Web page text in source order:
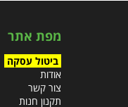
מפת אתר
ביטול עסקה
אודות
צור קשר
תקנון חנות